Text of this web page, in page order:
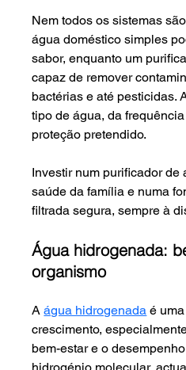
Nem todos os sistemas
água doméstico simples
sabor, enquanto um
capaz de remover
bactérias e até pesticidas.
tipo de água, da
proteção pretendido.
Investir num purificador de
saúde da família e numa
filtrada segura, sempre à
Água hidrogenada:
organismo
A água hidrogenada é
crescimento,
bem-estar e o
hidrogénio molecular,